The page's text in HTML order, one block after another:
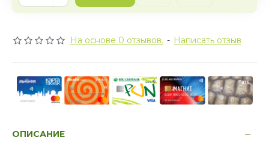
На основе 0 отзывов. - Написать отзыв
ОПИСАНИЕ